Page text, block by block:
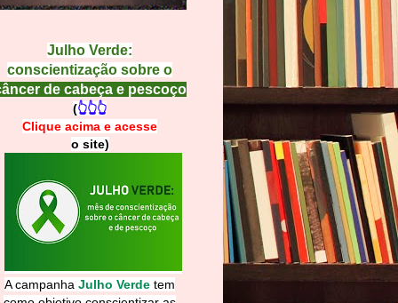
Julho Verde:
conscientização sobre o
de cabeça e pescoço
(👆👆👆
Clique acima e acesse
o site)
A campanha Julho Verde tem